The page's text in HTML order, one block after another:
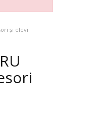
și elevi